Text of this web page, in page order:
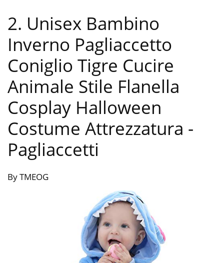
2. Unisex Bambino
Inverno Pagliaccetto
Coniglio Tigre Cucire
Animale Stile Flanella
Cosplay Halloween
Costume Attrezzatura -
Pagliaccetti
By TMEOG